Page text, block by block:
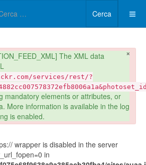
Cerca
×
The XML data
services/rest/?
mandatory elements or attributes, or
More information is available in the log
is enabled.
wrapper is disabled in the server
in